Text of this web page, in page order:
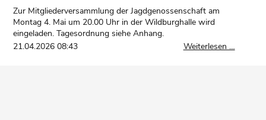
Zur Mitgliederversammlung der Jagdgenossenschaft am
Montag 4. Mai um 20.00 Uhr in der Wildburghalle wird
eingeladen. Tagesordnung siehe Anhang.
21.04.2026 08:43
Weiterlesen …